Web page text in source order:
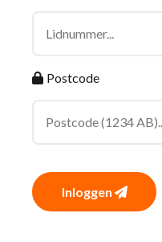
Postcode
Inloggen